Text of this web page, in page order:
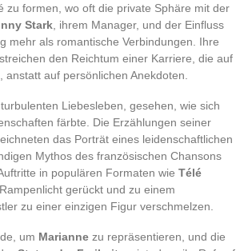
zu formen, wo oft die private Sphäre mit der
Stark , ihrem Manager, und der Einfluss
mehr als romantische Verbindungen. Ihre
den Reichtum einer Karriere, die auf
auf persönlichen Anekdoten.
turbulenten Liebesleben, gesehen, wie sich
färbte. Die Erzählungen seiner
das Porträt eines leidenschaftlichen
Mythos des französischen Chansons
in populären Formaten wie Télé
gerückt und zu einem
zu einer einzigen Figur verschmelzen.
um Marianne zu repräsentieren, und die